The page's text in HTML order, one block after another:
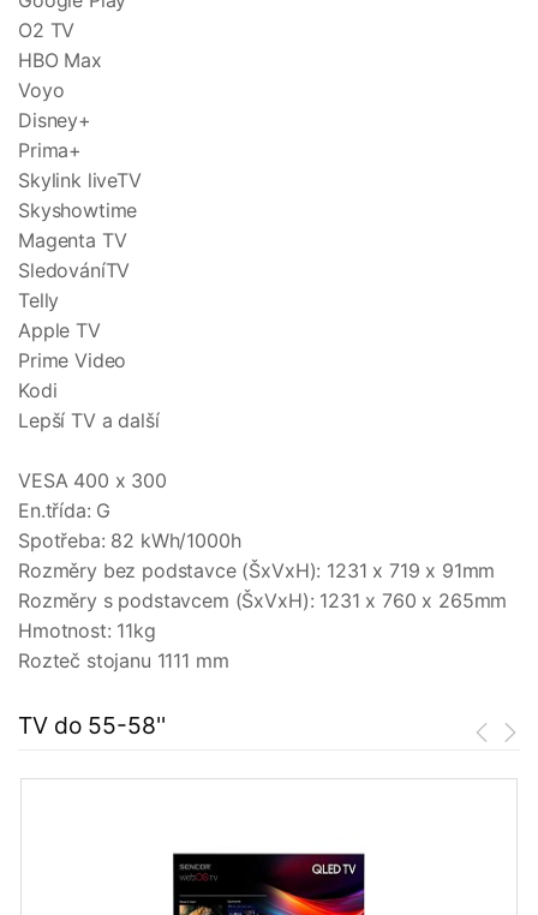
O2 TV
HBO Max
Voyo
Disney+
Prima+
Skylink liveTV
Skyshowtime
Magenta TV
SledováníTV
Telly
Apple TV
Prime Video
Kodi
Lepší TV a další
VESA 400 x 300
En.třída: G
Spotřeba: 82 kWh/1000h
Rozměry bez podstavce (ŠxVxH): 1231 x 719 x 91mm
Rozměry s podstavcem (ŠxVxH): 1231 x 760 x 265mm
Hmotnost: 11kg
Rozteč stojanu 1111 mm
TV do 55-58''